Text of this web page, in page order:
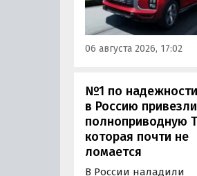
стоит примерно от 1
рублей по текущему
нас с учетом всех
цены на него стартуют
06 августа 2026, 17:02
№1 по
в Россию
полноприводную
которая почти не
ломается
В России наладили